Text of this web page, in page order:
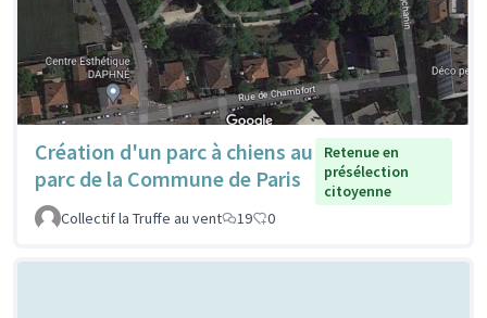
Création d'un parc à chiens au
parc de la Commune de Paris
Retenue en
présélection
citoyenne
Collectif la Truffe au vent
19 0